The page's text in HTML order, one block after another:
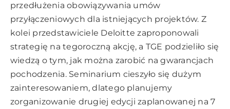
przedłużenia obowiązywania umów
przyłączeniowych dla istniejących projektów. Z
kolei przedstawiciele Deloitte zaproponowali
strategię na tegoroczną akcję, a TGE podzieliło się
wiedzą o tym, jak można zarobić na gwarancjach
pochodzenia. Seminarium cieszyło się dużym
zainteresowaniem, dlatego planujemy
zorganizowanie drugiej edycji zaplanowanej na7